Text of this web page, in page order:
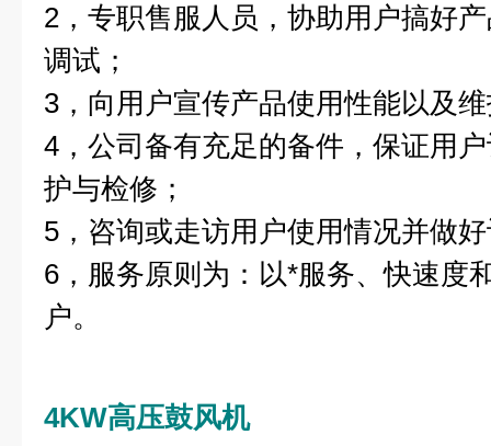
2，专职售服人员，协助用户搞好
调试；
3，向用户宣传产品使用性能以及
4，公司备有充足的备件，保证用
护与检修；
5，咨询或走访用户使用情况并做
6，服务原则为：以*服务、快速度
户。
4KW高压鼓风机